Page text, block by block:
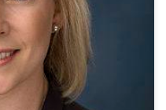
wzywa firmy farmaceutyczne
Gillibrand nazywa firmy
legalizacji marihuany.
Day New York, które
nad bronią, amerykański
poparcie dla legalizacji